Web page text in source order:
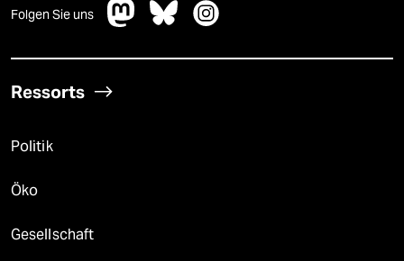
Folgen Sie uns
Ressorts
Politik
Öko
Gesellschaft